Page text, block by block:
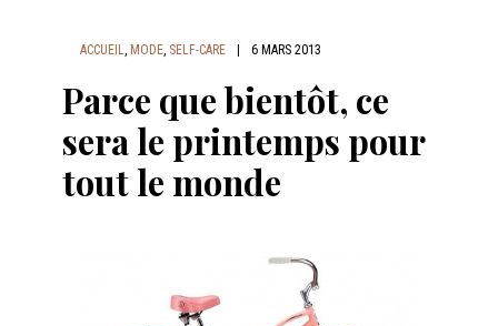
ACCUEIL, MODE, SELF-CARE 6 MARS 2013
Parce que bientôt, ce
sera le printemps pour
tout le monde